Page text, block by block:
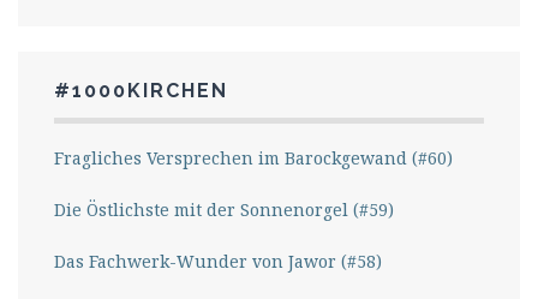
#1000KIRCHEN
Fragliches Versprechen im Barockgewand (#60)
Die Östlichste mit der Sonnenorgel (#59)
Das Fachwerk-Wunder von Jawor (#58)